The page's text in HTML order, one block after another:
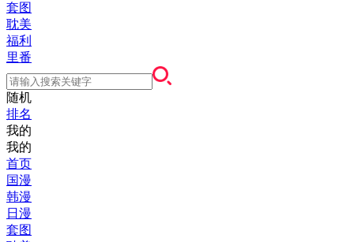
套图
耽美
福利
里番
随机
排名
我的
我的
首页
国漫
韩漫
日漫
套图